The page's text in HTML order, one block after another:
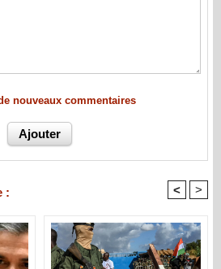
nouveaux commentaires
: < >